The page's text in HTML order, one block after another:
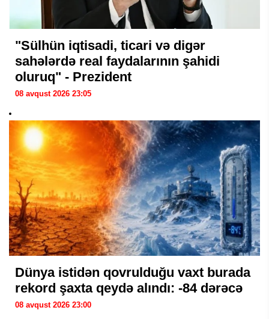
"Sülhün iqtisadi, ticari və digər
sahələrdə real faydalarının şahidi
oluruq" - Prezident
08 avqust 2026 23:05
Dünya istidən qovrulduğu vaxt burada
rekord şaxta qeydə alındı: -84 dərəcə
08 avqust 2026 23:00